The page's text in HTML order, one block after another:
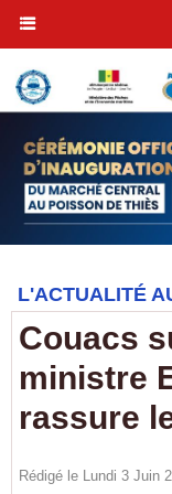
L'ACTUALITÉ
Couacs
ministre
rassure
Rédigé le Lundi 3 Juin